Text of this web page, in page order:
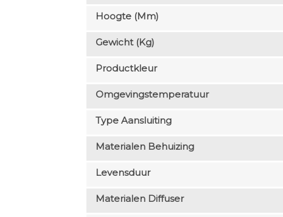
Hoogte (mm)
Gewicht (kg)
Productkleur
Omgevingstemperatuur
Type Aansluiting
Materialen Behuizing
Levensduur
Materialen Diffuser